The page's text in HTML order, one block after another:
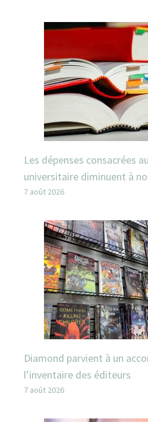
Les dépenses consacrées
universitaire diminuent à
7 août 2026
Diamond parvient à un
l’inventaire des éditeurs
7 août 2026